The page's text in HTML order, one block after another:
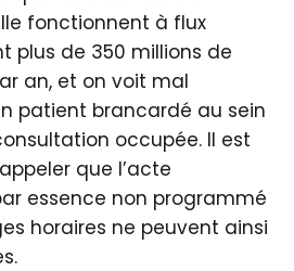
fonctionnent à flux
plus de 350 millions de
an, et on voit mal
patient brancardé au sein
occupée. Il est
que l’acte
essence non programmé
horaires ne peuvent ainsi